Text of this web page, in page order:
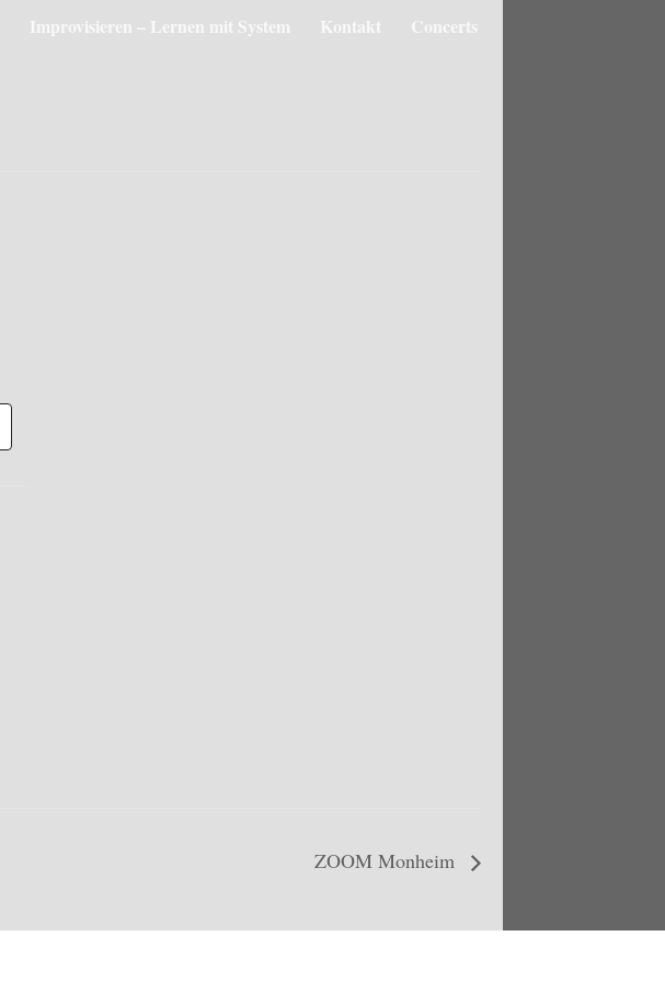
Improvisieren – Lernen mit System Kontakt Concerts
ZOOM Monheim